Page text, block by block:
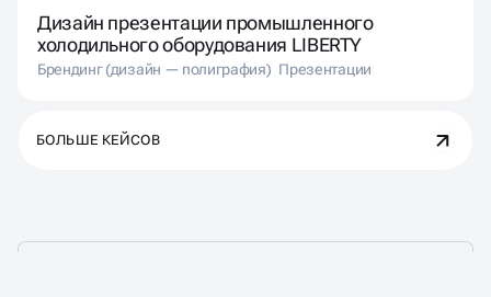
Дизайн презентации промышленного
холодильного оборудования LIBERTY
Брендинг (дизайн — полиграфия) Презентации
БОЛЬШЕ КЕЙСОВ